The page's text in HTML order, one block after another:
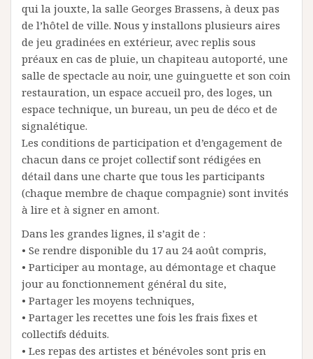
qui la jouxte, la salle Georges Brassens, à deux pas
de l’hôtel de ville. Nous y installons plusieurs aires
de jeu gradinées en extérieur, avec replis sous
préaux en cas de pluie, un chapiteau autoporté, une
salle de spectacle au noir, une guinguette et son coin
restauration, un espace accueil pro, des loges, un
espace technique, un bureau, un peu de déco et de
signalétique.
Les conditions de participation et d’engagement de
chacun dans ce projet collectif sont rédigées en
détail dans une charte que tous les participants
(chaque membre de chaque compagnie) sont invités
à lire et à signer en amont.
Dans les grandes lignes, il s’agit de :
• Se rendre disponible du 17 au 24 août compris,
• Participer au montage, au démontage et chaque
jour au fonctionnement général du site,
• Partager les moyens techniques,
• Partager les recettes une fois les frais fixes et
collectifs déduits.
• Les repas des artistes et bénévoles sont pris en